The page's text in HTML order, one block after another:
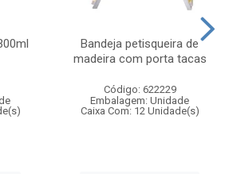
Bandeja petisqueira de
madeira com porta tacas
Código: 622229
Embalagem: Unidade
Caixa Com: 12 Unidade(s)